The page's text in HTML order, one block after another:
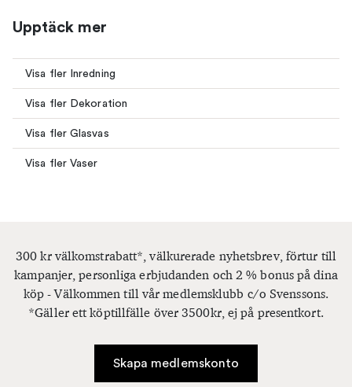
Upptäck mer
Visa fler Inredning
Visa fler Dekoration
Visa fler Glasvas
Visa fler Vaser
300 kr välkomstrabatt*, välkurerade nyhetsbrev, förtur till
kampanjer, personliga erbjudanden och 2 % bonus på dina
köp - Välkommen till vår medlemsklubb c/o Svenssons.
*Gäller ett köptillfälle över 3500kr, ej på presentkort.
Skapa medlemskonto